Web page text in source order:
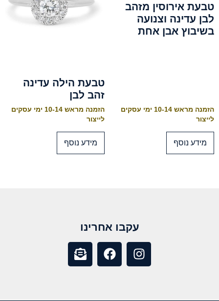
טבעת אירוסין מזהב
לבן עדינה וצנועה
בשיבוץ אבן אחת
הזמנה מראש 10-14 ימי עסקים
לייצור
מידע נוסף
טבעת הילה עדינה
זהב לבן
הזמנה מראש 10-14 ימי עסקים
לייצור
מידע נוסף
עקבו אחרינו